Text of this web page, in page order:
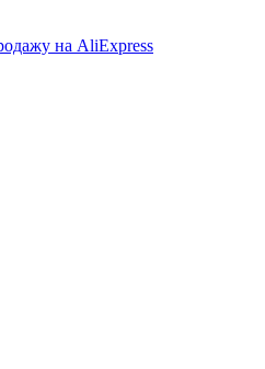
на AliExpress